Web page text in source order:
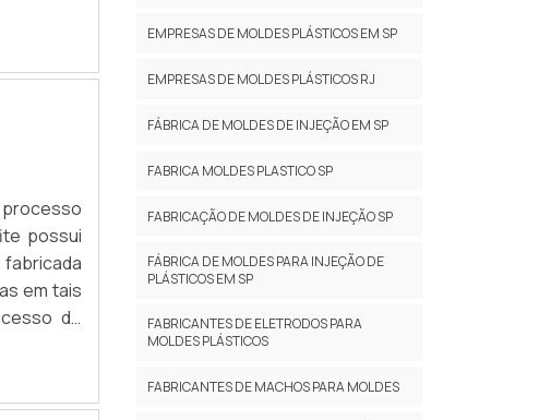
possui
em tais
EMPRESAS DE MOLDES PLÁSTICOS EM SP
EMPRESAS DE MOLDES PLÁSTICOS RJ
FÁBRICA DE MOLDES DE INJEÇÃO EM SP
FABRICA MOLDES PLASTICO SP
FABRICAÇÃO DE MOLDES DE INJEÇÃO SP
FÁBRICA DE MOLDES PARA INJEÇÃO DE
PLÁSTICOS EM SP
FABRICANTES DE ELETRODOS PARA
MOLDES PLÁSTICOS
FABRICANTES DE MACHOS PARA MOLDES